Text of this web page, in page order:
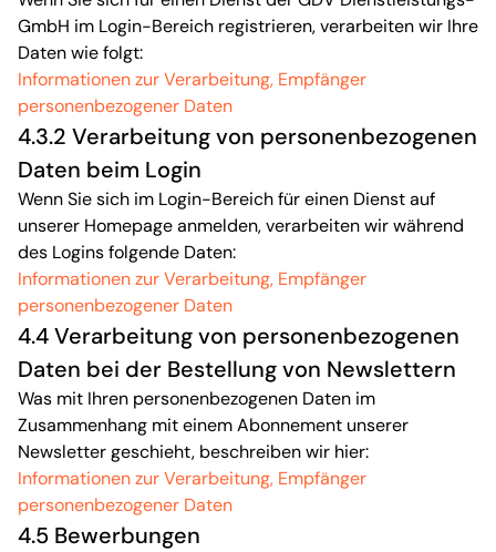
GmbH im Login-Bereich registrieren, verarbeiten wir Ihre
Daten wie folgt:
Informationen zur Verarbeitung, Empfänger
personenbezogener Daten
4.3.2 Verarbeitung von personenbezogenen
Daten beim Login
Wenn Sie sich im Login-Bereich für einen Dienst auf
unserer Homepage anmelden, verarbeiten wir während
des Logins folgende Daten:
Informationen zur Verarbeitung, Empfänger
personenbezogener Daten
4.4 Verarbeitung von personenbezogenen
Daten bei der Bestellung von Newslettern
Was mit Ihren personenbezogenen Daten im
Zusammenhang mit einem Abonnement unserer
Newsletter geschieht, beschreiben wir hier:
Informationen zur Verarbeitung, Empfänger
personenbezogener Daten
4.5 Bewerbungen